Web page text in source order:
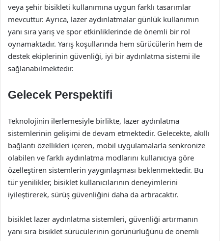
veya şehir bisikleti kullanımına uygun farklı tasarımlar
mevcuttur. Ayrıca, lazer aydınlatmalar günlük kullanımın
yanı sıra yarış ve spor etkinliklerinde de önemli bir rol
oynamaktadır. Yarış koşullarında hem sürücülerin hem de
destek ekiplerinin güvenliği, iyi bir aydınlatma sistemi ile
sağlanabilmektedir.
Gelecek Perspektifi
Teknolojinin ilerlemesiyle birlikte, lazer aydınlatma
sistemlerinin gelişimi de devam etmektedir. Gelecekte, akıllı
bağlantı özellikleri içeren, mobil uygulamalarla senkronize
olabilen ve farklı aydınlatma modlarını kullanıcıya göre
özelleştiren sistemlerin yaygınlaşması beklenmektedir. Bu
tür yenilikler, bisiklet kullanıcılarının deneyimlerini
iyileştirerek, sürüş güvenliğini daha da artıracaktır.
bisiklet lazer aydınlatma sistemleri, güvenliği artırmanın
yanı sıra bisiklet sürücülerinin görünürlüğünü de önemli